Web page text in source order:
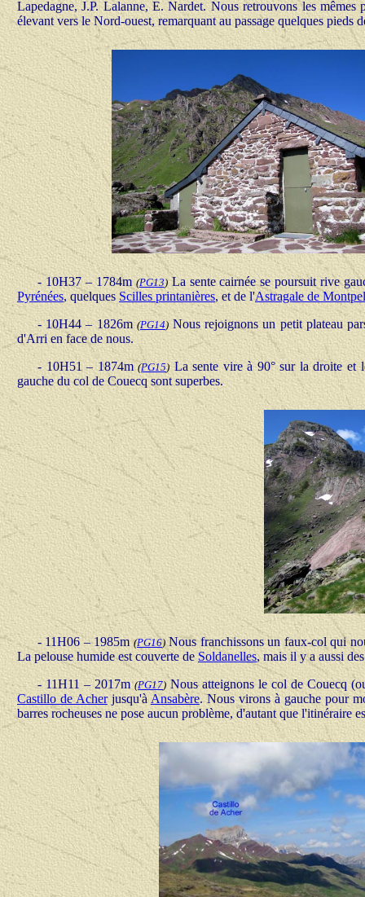
Lapedagne, J.P. Lalanne, E. Nardet. Nous retrouvons les
élevant vers le Nord-ouest, remarquant au passage quelques pieds
- 10H37 – 1784m (PG13) La sente cairnée se poursuit rive
Pyrénées, quelques Scilles printanières, et de l'Astragale de
- 10H44 – 1826m(PG14) Nous rejoignons un petit plateau
d'Arri en face de nous.
- 10H51 – 1874m(PG15) La sente vire à 90° sur la droite et
gauche du col de Couecq sont superbes.
- 11H06 – 1985m(PG16) Nous franchissons un faux-col qui
La pelouse humide est couverte deSoldanelles, mais il y a aussi
- 11H11 – 2017m(PG17) Nous atteignons le col de Couecq
Castillo de Acherjusqu'à Ansabère. Nous virons à gauche pour
barres rocheuses ne pose aucun problème, d'autant que l'itinéraire